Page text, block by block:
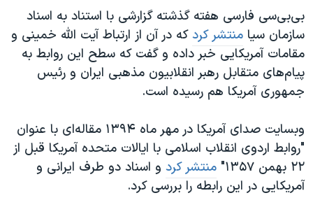
بی‌بی‌سی فارسی هفته گذشته گزارشی با استناد به اسناد
سازمان سیا منتشر کردکه در آن از ارتباط آیت الله خمینی و
مقامات آمریکایی خبر داده و گفت که سطح این روابط به
پیام‌های متقابل رهبر انقلابیون مذهبی ایران و رئیس
جمهوری آمریکا هم رسیده است.
وبسایت صدای آمریکا در مهر ماه ۱۳۹۴ مقاله‌ای با عنوان
"روابط اردوی انقلاب اسلامی با ایالات متحده آمریکا قبل از
۲۲ بهمن ۱۳۵۷"
منتشر کرد و اسناد دو طرف ایرانی و
آمریکایی در این رابطه را بررسی کرد.